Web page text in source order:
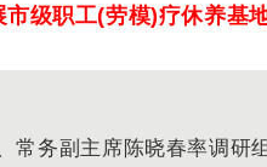
级职工(劳模)疗休养基
常务副主席陈晓春率调研